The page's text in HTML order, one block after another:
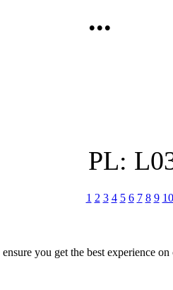
...
PL:
1 2 3 4 5 6 7 8 9 10
you get the best experience